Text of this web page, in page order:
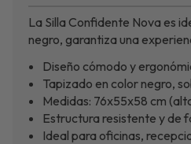
La Silla Confidente Nova es
negro, garantiza una
Diseño cómodo y
Tapizado en color negro,
Medidas: 76x55x58 cm
Estructura resistente y de
Ideal para oficinas,